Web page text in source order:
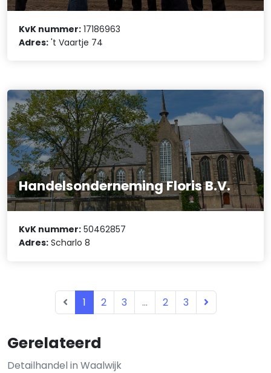
Gerelateerd
Detailhandel in Waalwijk
KvK nummer: 17186963
Adres: 't Vaartje 74
Handelsonderneming Floris B.V.
KvK nummer: 50462857
Adres: Scharlo 8
1 2 3 ... 2 3